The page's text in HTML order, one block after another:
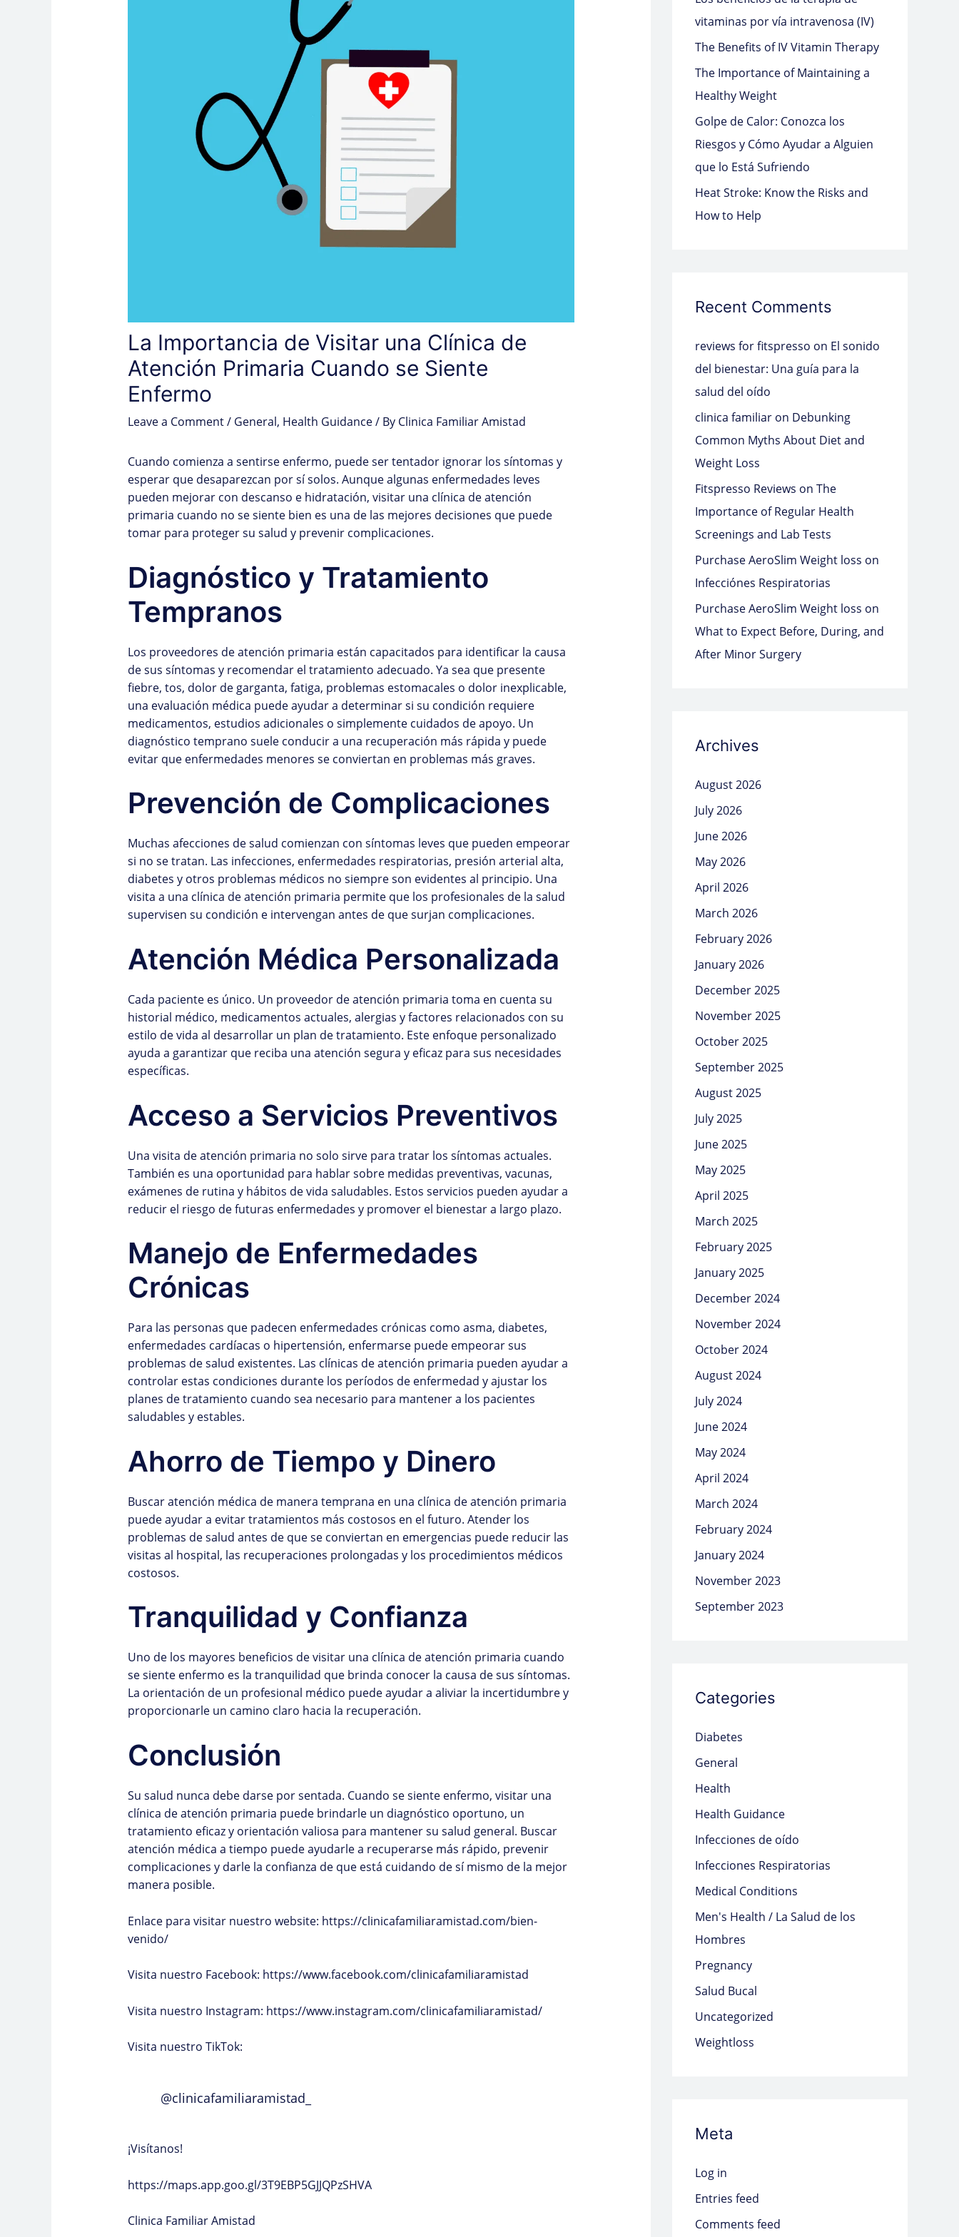
La Importancia de Visitar una Clínica de
Atención Primaria Cuando se Siente
Enfermo
Leave a Comment/ General, Health Guidance/ By Clinica Familiar Amistad
Cuando comienza a sentirse enfermo, puede ser tentador ignorar los síntomas y
esperar que desaparezcan por sí solos. Aunque algunas enfermedades leves
pueden mejorar con descanso e hidratación, visitar una clínica de atención
primaria cuando no se siente bien es una de las mejores decisiones que puede
tomar para proteger su salud y prevenir complicaciones.
Diagnóstico y Tratamiento
Tempranos
Los proveedores de atención primaria están capacitados para identificar la causa
de sus síntomas y recomendar el tratamiento adecuado. Ya sea que presente
fiebre, tos, dolor de garganta, fatiga, problemas estomacales o dolor inexplicable,
una evaluación médica puede ayudar a determinar si su condición requiere
medicamentos, estudios adicionales o simplemente cuidados de apoyo. Un
diagnóstico temprano suele conducir a una recuperación más rápida y puede
evitar que enfermedades menores se conviertan en problemas más graves.
Prevención de Complicaciones
Muchas afecciones de salud comienzan con síntomas leves que pueden empeorar
si no se tratan. Las infecciones, enfermedades respiratorias, presión arterial alta,
diabetes y otros problemas médicos no siempre son evidentes al principio. Una
visita a una clínica de atención primaria permite que los profesionales de la salud
supervisen su condición e intervengan antes de que surjan complicaciones.
Atención Médica Personalizada
Cada paciente es único. Un proveedor de atención primaria toma en cuenta su
historial médico, medicamentos actuales, alergias y factores relacionados con su
estilo de vida al desarrollar un plan de tratamiento. Este enfoque personalizado
ayuda a garantizar que reciba una atención segura y eficaz para sus necesidades
específicas.
Acceso a Servicios Preventivos
Una visita de atención primaria no solo sirve para tratar los síntomas actuales.
También es una oportunidad para hablar sobre medidas preventivas, vacunas,
exámenes de rutina y hábitos de vida saludables. Estos servicios pueden ayudar a
reducir el riesgo de futuras enfermedades y promover el bienestar a largo plazo.
Manejo de Enfermedades
Crónicas
Para las personas que padecen enfermedades crónicas como asma, diabetes,
enfermedades cardíacas o hipertensión, enfermarse puede empeorar sus
problemas de salud existentes. Las clínicas de atención primaria pueden ayudar a
controlar estas condiciones durante los períodos de enfermedad y ajustar los
planes de tratamiento cuando sea necesario para mantener a los pacientes
saludables y estables.
Ahorro de Tiempo y Dinero
Buscar atención médica de manera temprana en una clínica de atención primaria
puede ayudar a evitar tratamientos más costosos en el futuro. Atender los
problemas de salud antes de que se conviertan en emergencias puede reducir las
visitas al hospital, las recuperaciones prolongadas y los procedimientos médicos
costosos.
Tranquilidad y Confianza
Uno de los mayores beneficios de visitar una clínica de atención primaria cuando
se siente enfermo es la tranquilidad que brinda conocer la causa de sus síntomas.
La orientación de un profesional médico puede ayudar a aliviar la incertidumbre y
proporcionarle un camino claro hacia la recuperación.
Conclusión
Su salud nunca debe darse por sentada. Cuando se siente enfermo, visitar una
clínica de atención primaria puede brindarle un diagnóstico oportuno, un
tratamiento eficaz y orientación valiosa para mantener su salud general. Buscar
atención médica a tiempo puede ayudarle a recuperarse más rápido, prevenir
complicaciones y darle la confianza de que está cuidando de sí mismo de la mejor
manera posible.
Enlace para visitar nuestro website: https://clinicafamiliaramistad.com/bien-
venido/
Visita nuestro Facebook: https://www.facebook.com/clinicafamiliaramistad
Visita nuestro Instagram: https://www.instagram.com/clinicafamiliaramistad/
Visita nuestro TikTok:
@clinicafamiliaramistad_
¡Visítanos!
https://maps.app.goo.gl/3T9EBP5GJJQPzSHVA
Clinica Familiar Amistad
o
r
:
vitaminas por vía intravenosa (IV)
The Benefits of IV Vitamin Therapy
The Importance of Maintaining a
Healthy Weight
Golpe de Calor: Conozca los
Riesgos y Cómo Ayudar a Alguien
que lo Está Sufriendo
Heat Stroke: Know the Risks and
How to Help
Recent Comments
reviews for fitspresso on El sonido
del bienestar: Una guía para la
salud del oído
clinica familiar on Debunking
Common Myths About Diet and
Weight Loss
Fitspresso Reviews on The
Importance of Regular Health
Screenings and Lab Tests
Purchase AeroSlim Weight loss on
Infecciónes Respiratorias
Purchase AeroSlim Weight loss on
What to Expect Before, During, and
After Minor Surgery
Archives
August 2026
July 2026
June 2026
May 2026
April 2026
March 2026
February 2026
January 2026
December 2025
November 2025
October 2025
September 2025
August 2025
July 2025
June 2025
May 2025
April 2025
March 2025
February 2025
January 2025
December 2024
November 2024
October 2024
August 2024
July 2024
June 2024
May 2024
April 2024
March 2024
February 2024
January 2024
November 2023
September 2023
Categories
Diabetes
General
Health
Health Guidance
Infecciones de oído
Infecciones Respiratorias
Medical Conditions
Men's Health / La Salud de los
Hombres
Pregnancy
Salud Bucal
Uncategorized
Weightloss
Meta
Log in
Entries feed
Comments feed